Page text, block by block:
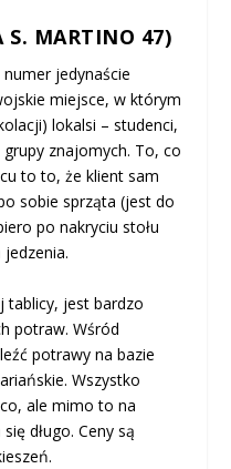
S. MARTINO 47)
jedynaście
miejsce, w którym
lokalsi – studenci,
znajomych. To, co
to to, że klient sam
sobie sprząta (jest do
po nakryciu stołu
tablicy, jest bardzo
potraw. Wśród
potrawy na bazie
Wszystko
ale mimo to na
długo. Ceny są